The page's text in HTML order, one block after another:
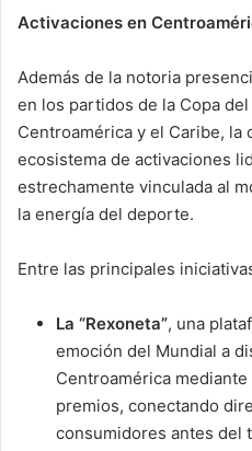
Activaciones en
Además de la notoria
en los partidos de la Copa
Centroamérica y el Caribe, la
ecosistema de activaciones
estrechamente vinculada al
la energía del deporte.
Entre las principales
La “Rexoneta”, una
emoción del Mundial a
Centroamérica
premios, conectando
consumidores antes del